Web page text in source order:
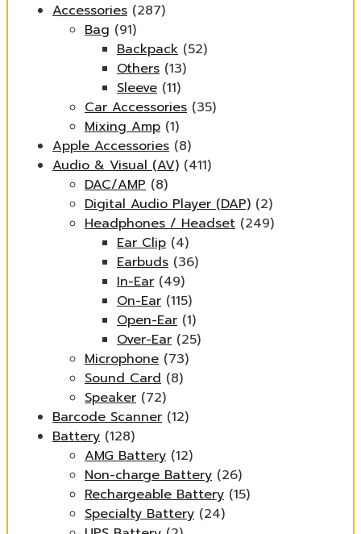
Accessories (287)
Bag (91)
Backpack (52)
Others (13)
Sleeve (11)
Car Accessories (35)
Mixing Amp (1)
Apple Accessories (8)
Audio & Visual (AV) (411)
DAC/AMP (8)
Digital Audio Player (DAP) (2)
Headphones / Headset (249)
Ear Clip (4)
Earbuds (36)
In-Ear (49)
On-Ear (115)
Open-Ear (1)
Over-Ear (25)
Microphone (73)
Sound Card (8)
Speaker (72)
Barcode Scanner (12)
Battery (128)
AMG Battery (12)
Non-charge Battery (26)
Rechargeable Battery (15)
Specialty Battery (24)